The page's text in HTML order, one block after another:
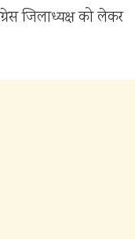
जिलाध्यक्ष को लेकर